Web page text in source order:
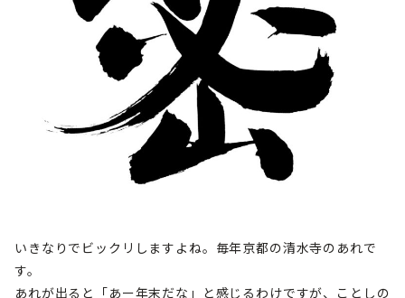
いきなりでビックリしますよね。毎年京都の清水寺のあれで
す。
あれが出ると「あー年末だな」と感じるわけですが、ことしの